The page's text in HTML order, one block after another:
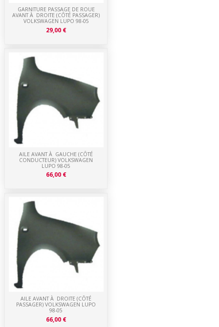
AILE AVANT À DROITE (CÔTÉ
PASSAGER) VOLKSWAGEN LUPO
98-05
66,00 €
AILE AVANT À GAUCHE (CÔTÉ
CONDUCTEUR) VOLKSWAGEN
LUPO 98-05
66,00 €
GARNITURE PASSAGE DE ROUE
AVANT À DROITE (CÔTÉ PASSAGER)
VOLKSWAGEN LUPO 98-05
29,00 €